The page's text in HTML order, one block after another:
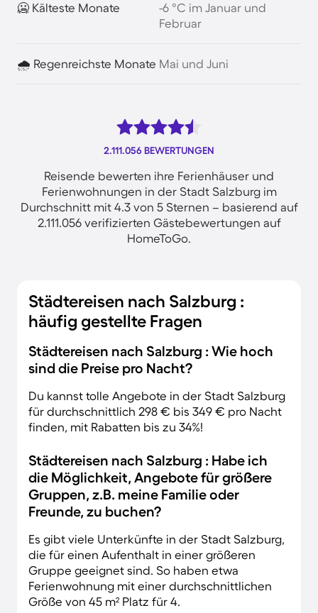
🥶 Kälteste Monate
-6 °C im Januar und
Februar
🌧️ Regenreichste Monate Mai und Juni
2.111.056 BEWERTUNGEN
Reisende bewerten ihre Ferienhäuser und
Ferienwohnungen in der Stadt Salzburg im
Durchschnitt mit 4.3 von 5 Sternen – basierend auf
2.111.056 verifizierten Gästebewertungen auf
HomeToGo.
Städtereisen nach Salzburg :
häufig gestellte Fragen
Städtereisen nach Salzburg : Wie hoch
sind die Preise pro Nacht?
Du kannst tolle Angebote in der Stadt Salzburg
für durchschnittlich 298 € bis 349 € pro Nacht
finden, mit Rabatten bis zu 34%!
Städtereisen nach Salzburg : Habe ich
die Möglichkeit, Angebote für größere
Gruppen, z.B. meine Familie oder
Freunde, zu buchen?
Es gibt viele Unterkünfte in der Stadt Salzburg,
die für einen Aufenthalt in einer größeren
Gruppe geeignet sind. So haben etwa
Ferienwohnung mit einer durchschnittlichen
Größe von 45 m² Platz für 4.